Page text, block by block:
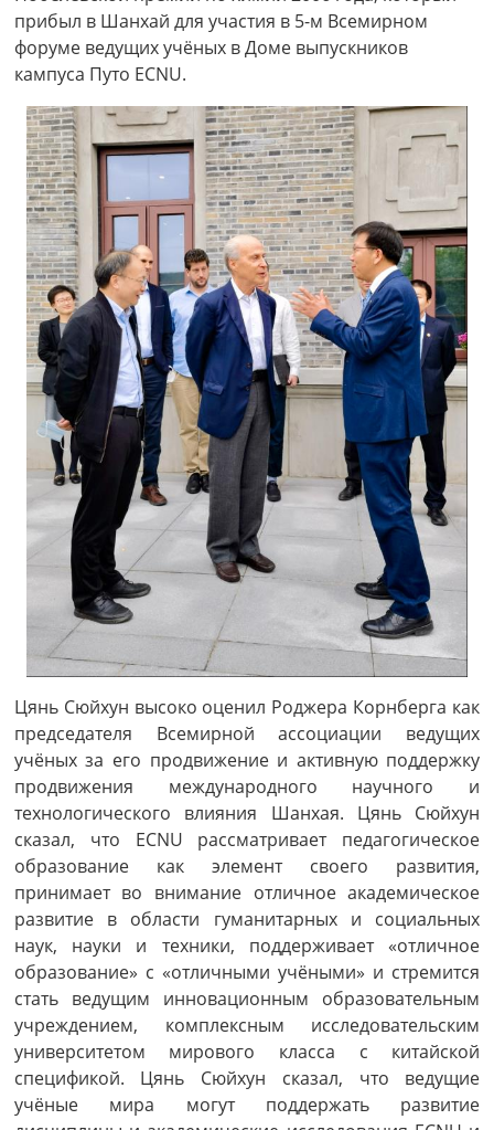
прибыл в Шанхай для участия в 5-м Всемирном
форуме ведущих учёных в Доме выпускников
кампуса Путо ECNU.
Цянь Сюйхун высоко оценил Роджера Корнберга как
председателя Всемирной ассоциации ведущих
учёных за его продвижение и активную поддержку
продвижения международного научного и
технологического влияния Шанхая. Цянь Сюйхун
сказал, что ECNU рассматривает педагогическое
образование как элемент своего развития,
принимает во внимание отличное академическое
развитие в области гуманитарных и социальных
наук, науки и техники, поддерживает «отличное
образование» с «отличными учёными» и стремится
стать ведущим инновационным образовательным
учреждением, комплексным исследовательским
университетом мирового класса с китайской
спецификой. Цянь Сюйхун сказал, что ведущие
учёные мира могут поддержать развитие